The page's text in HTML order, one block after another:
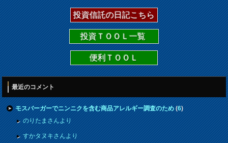
投資信託の日記こちら
投資ＴＯＯＬ一覧
便利ＴＯＯＬ
最近のコメント
モスバーガーでニンニクを含む商品アレルギー調査のため(6)
のりたまさんより
すかタヌキさんより